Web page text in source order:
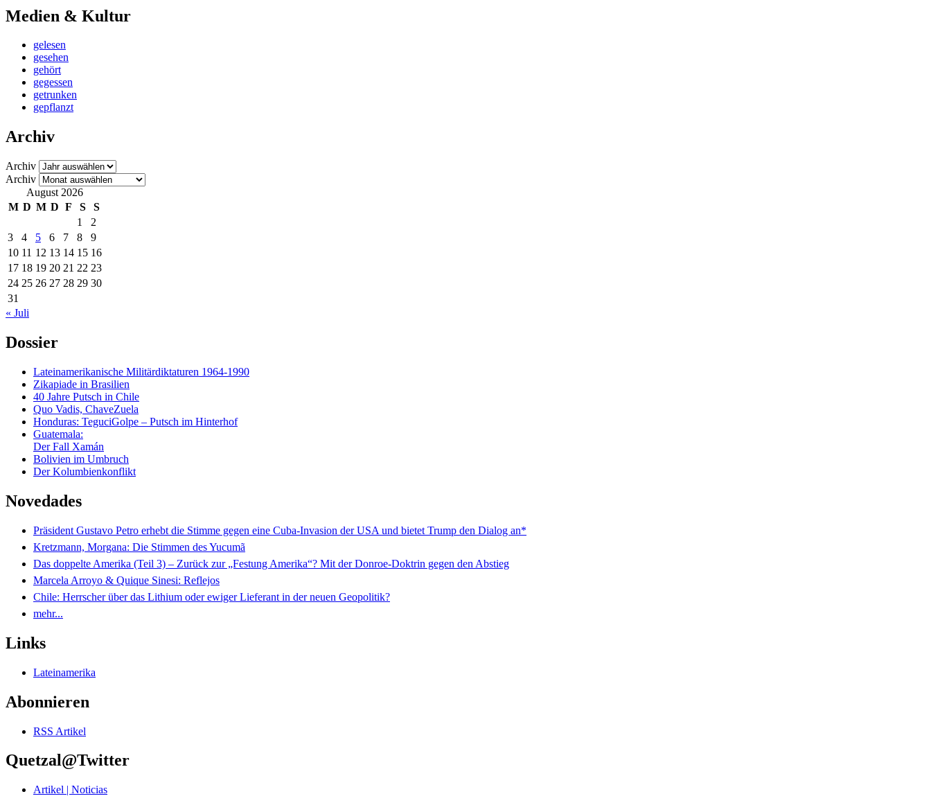
Medien & Kultur
gelesen
gesehen
gehört
gegessen
getrunken
gepflanzt
Archiv
Archiv
Archiv
August 2026
M D M D F S
S
1
2
3
4 5 6 7 8
9
10 11 12 13 14 15 16
17 18 19 20 21 22 23
24 25 26 27 28 29 30
31
« Juli
Dossier
Lateinamerikanische Militärdiktaturen 1964-1990
Zikapiade in Brasilien
40 Jahre Putsch in Chile
Quo Vadis, ChaveZuela
Honduras: TeguciGolpe – Putsch im Hinterhof
Guatemala:
Der Fall Xamán
Bolivien im Umbruch
Der Kolumbienkonflikt
Novedades
Präsident Gustavo Petro erhebt die Stimme gegen eine Cuba-Invasion der USA und bietet Trump den Dialog an*
Kretzmann, Morgana: Die Stimmen des Yucumã
Das doppelte Amerika (Teil 3) – Zurück zur „Festung Amerika“? Mit der Donroe-Doktrin gegen den Abstieg
Marcela Arroyo & Quique Sinesi: Reflejos
Chile: Herrscher über das Lithium oder ewiger Lieferant in der neuen Geopolitik?
mehr...
Links
Lateinamerika
Abonnieren
RSS Artikel
Quetzal@Twitter
Artikel | Noticias